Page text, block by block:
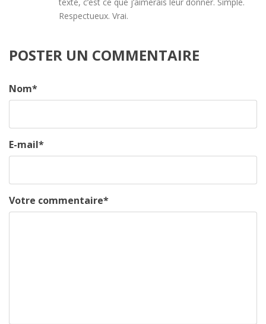
Respectueux. Vrai.
POSTER UN COMMENTAIRE
Nom*
E-mail*
Votre commentaire*